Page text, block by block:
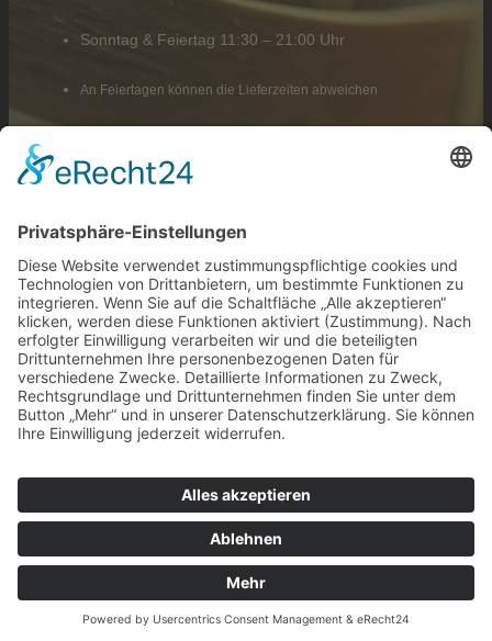
Sonntag & Feiertag 11:30 – 21:00 Uhr
An Feiertagen können die Lieferzeiten abweichen
Liefergebiete
ab 25 € Langen
ab 25 € Egelsbach
© 2026 Alle Rechte vorbehalten
Impressum|Datenschutzerklärung